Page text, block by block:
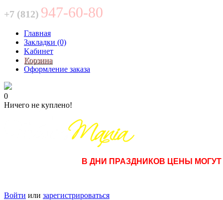
+7 (812) 947-60-80
Главная
Закладки (0)
Kабинет
Корзина
Оформление заказа
0
Ничего не куплено!
В ДНИ ПРАЗДНИКОВ ЦЕНЫ МОГУТ
Войти или зарегистрироваться